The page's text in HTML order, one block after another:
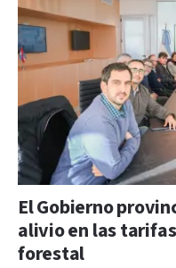
El Gobierno
alivio en las
forestal